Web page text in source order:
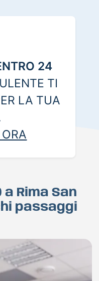
24
TI
LA TUA
Rima San
passaggi